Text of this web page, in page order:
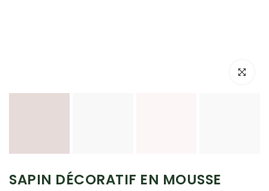
Cliquez
SAPIN DÉCORATIF EN MOUSSE